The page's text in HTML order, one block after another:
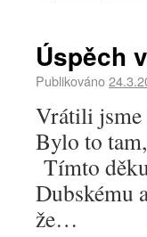
Úspěch
Publikováno
Vrátili jsme
Bylo to
Tímto
Dubskému
že…